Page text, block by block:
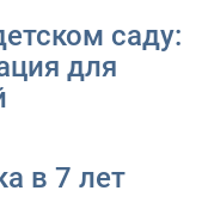
саду:
для
в 7 лет